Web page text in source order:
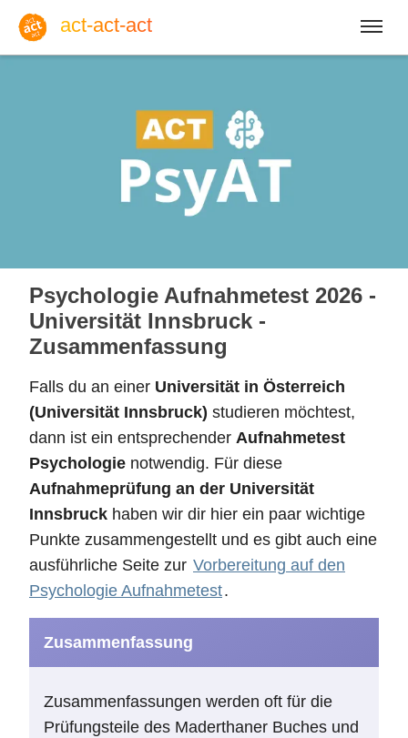
act-act-act
Anmelden
Do, 06. August 2026 | 32
Englisch Deutsch Spanisch
Psychologie Aufnahmetest 2026 -
Universität Innsbruck -
Zusammenfassung
Falls du an einer Universität in Österreich
(Universität Innsbruck) studieren möchtest,
dann ist ein entsprechender Aufnahmetest
Psychologie notwendig. Für diese
Aufnahmeprüfung an der Universität
Innsbruck haben wir dir hier ein paar wichtige
Punkte zusammengestellt und es gibt auch eine
ausführliche Seite zur Vorbereitung auf den
Psychologie Aufnahmetest.
Zusammenfassung
Zusammenfassungen werden oft für die
Prüfungsteile des Maderthaner Buches und